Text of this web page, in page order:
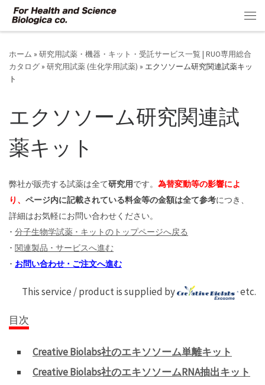
コンテンツへスキップ
ホーム » 研究用試薬・機器・キット・受託サービス一覧 | RUO専用総合
カタログ » 研究用試薬 (生化学用試薬) » エクソソーム研究関連試薬キッ
ト
エクソソーム研究関連試
薬キット
弊社が販売する試薬は全て研究用です。 為替変動等の影響によ
り、 ページ内に記載されている料金等の金額は全て参考につき、
詳細はお気軽にお問い合わせください。
･ 分子生物学試薬 ･ キットのトップページへ戻る
･ 関連製品 ･ サービスへ進む
･ お問い合わせ ･ ご注文へ進む
This service / product is supplied by etc.
目次
Creative Biolabs社のエキソソーム単離キット
Creative Biolabs社のエキソソームRNA抽出キット